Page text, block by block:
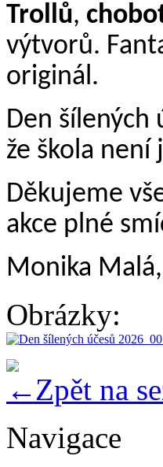
Trollů,
výtvorů.
originál.
Den šílených
že škola není
Děkujeme
akce plné
Monika
Obrázky:
Zpět na
Navigace